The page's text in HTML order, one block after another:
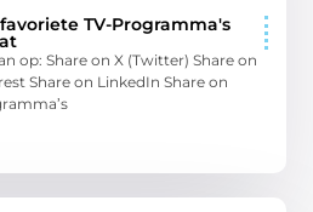
TV-Programma's
op: Share on X (Twitter) Share on
Share on LinkedIn Share on